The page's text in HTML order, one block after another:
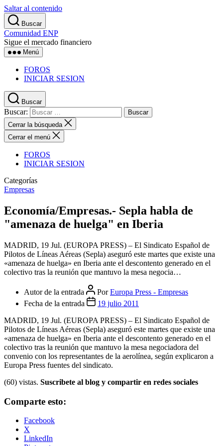
Saltar al contenido
Buscar
Comunidad ENP
Sigue el mercado financiero
Menú
FOROS
INICIAR SESION
Buscar
Buscar:
Cerrar la búsqueda
Cerrar el menú
FOROS
INICIAR SESION
Categorías
Empresas
Economía/Empresas.- Sepla habla de
"amenaza de huelga" en Iberia
MADRID, 19 Jul. (EUROPA PRESS) – El Sindicato Español de
Pilotos de Líneas Aéreas (Sepla) aseguró este martes que existe una
«amenaza de huelga» en Iberia ante el descontento generado en el
colectivo tras la reunión que mantuvo la mesa negocia…
Autor de la entrada PorEuropa Press - Empresas
Fecha de la entrada
19 julio 2011
MADRID, 19 Jul. (EUROPA PRESS) – El Sindicato Español de
Pilotos de Líneas Aéreas (Sepla) aseguró este martes que existe una
«amenaza de huelga» en Iberia ante el descontento generado en el
colectivo tras la reunión que mantuvo la mesa negociadora del
convenio con los representantes de la aerolínea, según explicaron a
Europa Press fuentes del sindicato.
(60) vistas. Suscribete al blog y compartir en redes sociales
Comparte esto:
Facebook
X
LinkedIn